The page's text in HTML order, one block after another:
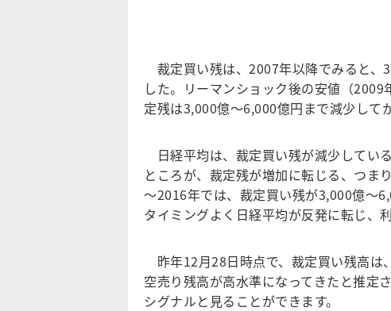
裁定買い残は、2007年以降でみると、
した。リーマンショック後の安値（
定残は3,000億～6,000億円まで減少して
日経平均は、裁定買い残が減少してい
ところが、裁定残が増加に転じる、つま
～2016年では、裁定買い残が3,000億～
タイミングよく日経平均が反発に転じ、
昨年12月28日時点で、裁定買い残高は
空売り残高が高水準になってきたと推定
シグナルと見ることができます。